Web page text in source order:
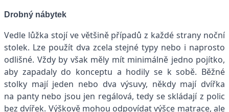
Drobný nábytek
Vedle lůžka stojí ve většině případů z každé strany noční
stolek. Lze použít dva zcela stejné typy nebo i naprosto
odlišné. Vždy by však měly mít minimálně jedno pojítko,
aby zapadaly do konceptu a hodily se k sobě. Běžné
stolky mají jeden nebo dva výsuvy, někdy mají dvířka
na panty nebo jsou jen regálová, tedy se skládají z polic
bez dvířek. Výškově mohou odpovídat výšce matrace, ale